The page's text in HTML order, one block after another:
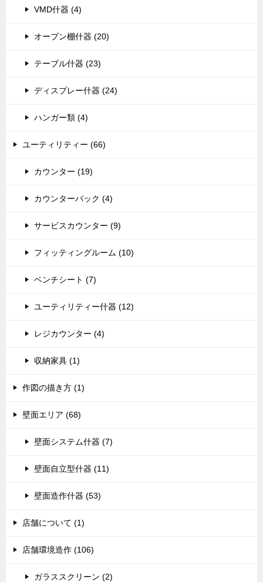
VMD什器 (4)
オープン棚什器 (20)
テーブル什器 (23)
ディスプレー什器 (24)
ハンガー類 (4)
ユーティリティー (66)
カウンター (19)
カウンターバック (4)
サービスカウンター (9)
フィッティングルーム (10)
ベンチシート (7)
ユーティリティー什器 (12)
レジカウンター (4)
収納家具 (1)
作図の描き方 (1)
壁面エリア (68)
壁面システム什器 (7)
壁面自立型什器 (11)
壁面造作什器 (53)
店舗について (1)
店舗環境造作 (106)
ガラススクリーン (2)